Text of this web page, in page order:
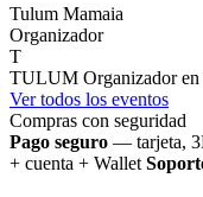
Tulum Mamaia
Organizador
T
TULUM Organizador
Ver todos los eventos
Compras con seguridad
Pago seguro — tarjeta,
+ cuenta + Wallet